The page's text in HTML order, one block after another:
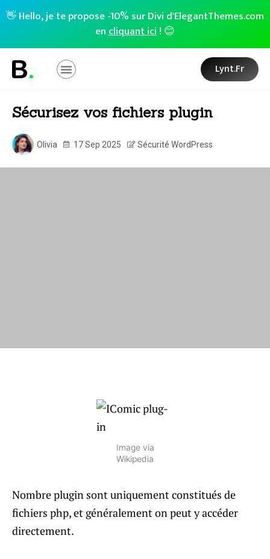
👋 Hello, je te propose -10% sur Divi d'ElegantThemes.com
encliquant ici! 😊
Lynt.fr
Sécurisez vos fichiers plugin
Olivia 17 Sep 2025 Sécurité WordPress
Image via
Wikipedia
Nombre plugin sont uniquement constitués de
fichiers php, et généralement on peut y accéder
directement.